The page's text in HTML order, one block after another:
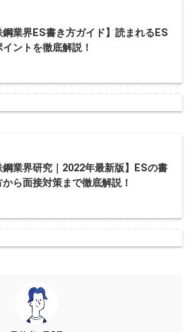
鋼業界ES書き方ガイド】読まれるES
イントを徹底解説！
鋼業界研究｜2022年最新版】ESの書
から面接対策まで徹底解説！